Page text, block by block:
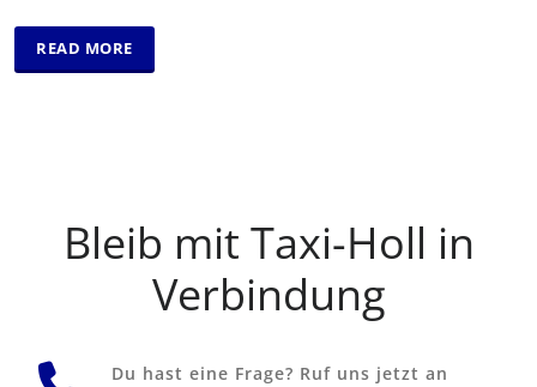
READ MORE
Bleib mit Taxi-Holl in
Verbindung
Du hast eine Frage? Ruf uns jetzt an